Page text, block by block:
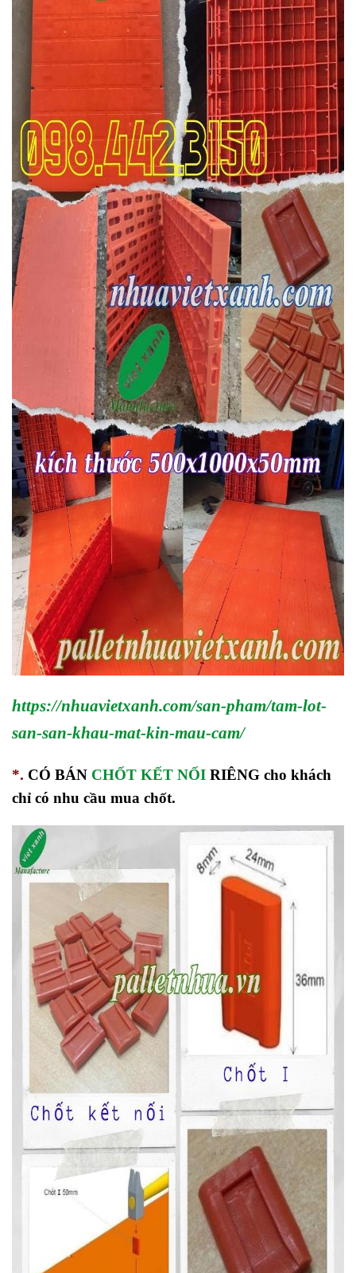
https://nhuavietxanh.com/san-pham/tam-lot-
san-san-khau-mat-kin-mau-cam/
*. CÓ BÁN CHỐT KẾT NỐI RIÊNG cho khách
chỉ có nhu cầu mua chốt.